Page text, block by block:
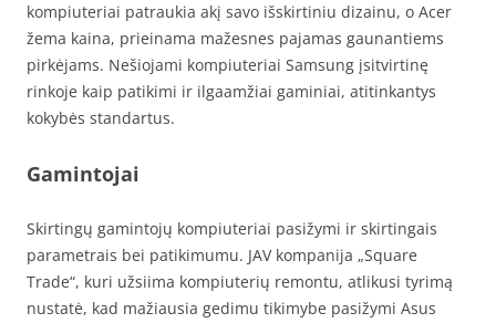
kompiuteriai patraukia akį savo išskirtiniu dizainu, o Acer
žema kaina, prieinama mažesnes pajamas gaunantiems
pirkėjams. Nešiojami kompiuteriai Samsung įsitvirtinę
rinkoje kaip patikimi ir ilgaamžiai gaminiai, atitinkantys
kokybės standartus.
Gamintojai
Skirtingų gamintojų kompiuteriai pasižymi ir skirtingais
parametrais bei patikimumu. JAV kompanija „Square
Trade“, kuri užsiima kompiuterių remontu, atlikusi tyrimą
nustatė, kad mažiausia gedimu tikimybe pasižymi Asus